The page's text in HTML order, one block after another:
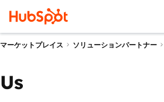
マーケットプレイス ソリューションパートナー
Us